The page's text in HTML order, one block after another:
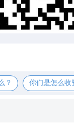
？ 你们是怎么收